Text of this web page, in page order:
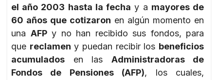
el año 2003 hasta la fecha y a mayores de
60 años que cotizaron en algún momento en
una AFPy no han recibido sus fondos, para
que reclamen y puedan recibir los beneficios
acumulados en las Administradoras de
Fondos de Pensiones (AFP), los cuales,